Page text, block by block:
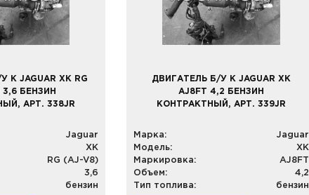
К JAGUAR XK RG
3,6 БЕНЗИН
АРТ. 338JR
Jaguar
XK
RG (AJ-V8)
3,6
бензин
ДВИГАТЕЛЬ Б/У К JAGUAR XK
AJ8FT 4,2 БЕНЗИН
КОНТРАКТНЫЙ, АРТ. 339JR
Марка:
Jaguar
Модель:
XK
Маркировка:
AJ8FT
Объем:
4,2
Тип топлива:
бензин